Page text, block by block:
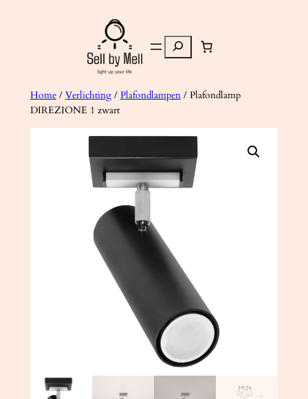
Zoeken
Home/ Verlichting/ Plafondlampen/ Plafondlamp
DIREZIONE 1 zwart